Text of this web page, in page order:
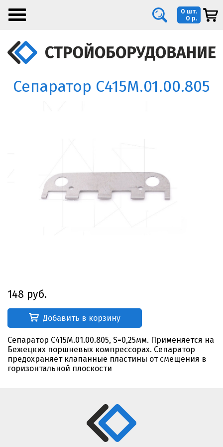
0 шт.
0 р.
Сепаратор С415М.01.00.805
148 руб.
Добавить в корзину
Сепаратор С415М.01.00.805, S=0,25мм. Применяется на
Бежецких поршневых компрессорах. Сепаратор
предохраняет клапанные пластины от смещения в
горизонтальной плоскости